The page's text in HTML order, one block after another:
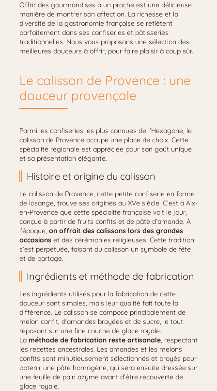
Offrir des gourmandises à un proche est une délicieuse
manière de montrer son affection. La richesse et la
diversité de la gastronomie française se reflètent
parfaitement dans ses confiseries et pâtisseries
traditionnelles. Nous vous proposons une sélection des
meilleures douceurs à offrir, pour faire plaisir à coup sûr.
Le calisson de Provence : une
douceur provençale
Parmi les confiseries les plus connues de l’Hexagone, le
calisson de Provence occupe une place de choix. Cette
spécialité régionale est appréciée pour son goût unique
et sa présentation élégante.
Histoire et origine du calisson
Le calisson de Provence, cette petite confiserie en forme
de losange, trouve ses origines au XVe siècle. C’est à Aix-
en-Provence que cette spécialité française voit le jour,
conçue à partir de fruits confits et de pâte d’amande. À
l’époque, on offrait des calissons lors des grandes
occasions et des cérémonies religieuses. Cette tradition
s’est perpétuée, faisant du calisson un symbole de fête
et de partage.
Ingrédients et méthode de fabrication
Les ingrédients utilisés pour la fabrication de cette
douceur sont simples, mais leur qualité fait toute la
différence. Le calisson se compose principalement de
melon confit, d’amandes broyées et de sucre, le tout
reposant sur une fine couche de glace royale.
La méthode de fabrication reste artisanale, respectant
les recettes ancestrales. Les amandes et les melons
confits sont minutieusement sélectionnés et broyés pour
obtenir une pâte homogène, qui sera ensuite dressée sur
une feuille de pain azyme avant d’être recouverte de
glace royale.